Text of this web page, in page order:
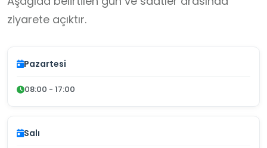
ziyarete açıktır.
Pazartesi
08:00 - 17:00
Salı